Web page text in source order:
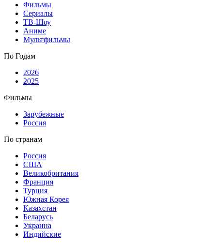
Фильмы
Сериалы
ТВ-Шоу
Аниме
Мультфильмы
По Годам
2026
2025
Фильмы
Зарубежные
Россия
По странам
Россия
США
Великобритания
Франция
Турция
Южная Корея
Казахстан
Беларусь
Украина
Индийские